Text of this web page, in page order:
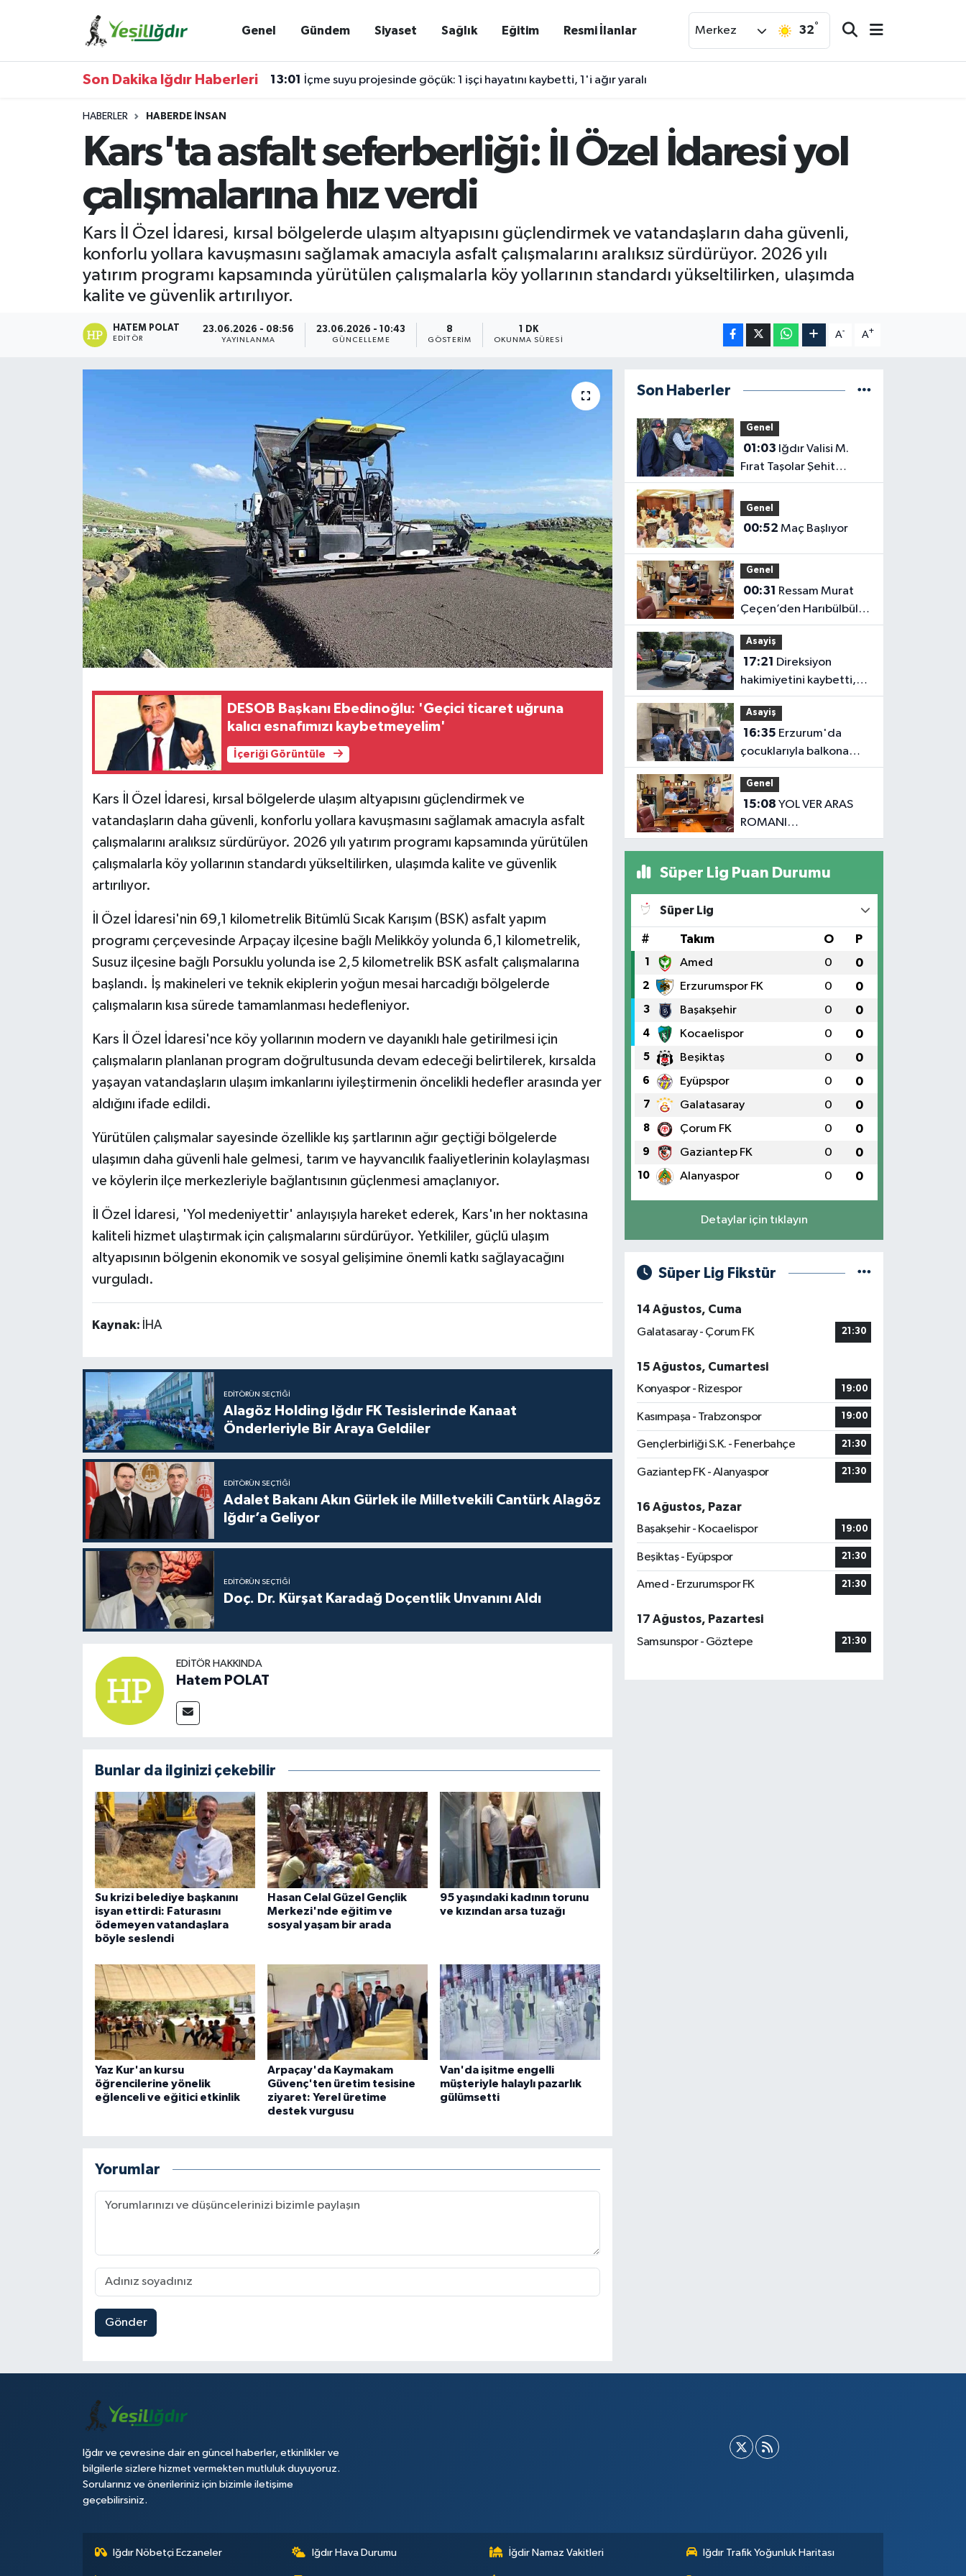
Genel Gündem Siyaset Sağlık Eğitim Resmi İlanlar Merkez 32°
Son Dakika Iğdır Haberleri 13:01 İçme suyu projesinde göçük: 1 işçi hayatını kaybetti, 1'i ağır yaralı
HABERLER HABERDE INSAN
Kars'ta asfalt seferberliği: İl Özel İdaresi yol
çalışmalarına hız verdi
Kars İl Özel İdaresi, kırsal bölgelerde ulaşım altyapısını güçlendirmek ve vatandaşların daha güvenli,
konforlu yollara kavuşmasını sağlamak amacıyla asfalt çalışmalarını aralıksız sürdürüyor. 2026 yılı
yatırım programı kapsamında yürütülen çalışmalarla köy yollarının standardı yükseltilirken, ulaşımda
kalite ve güvenlik artırılıyor.
HATEM POLAT
EDITÖR
23.06.2026 - 08:56
YAYINLANMA
23.06.2026 - 10:43
GÜNCELLEME
8
GÖSTERIM
1 DK
OKUNMA SÜRESI
A- A+
DESOB Başkanı Ebedinoğlu: 'Geçici ticaret uğruna
kalıcı esnafımızı kaybetmeyelim'
İçeriği Görüntüle
Kars İl Özel İdaresi, kırsal bölgelerde ulaşım altyapısını güçlendirmek ve
vatandaşların daha güvenli, konforlu yollara kavuşmasını sağlamak amacıyla asfalt
çalışmalarını aralıksız sürdürüyor. 2026 yılı yatırım programı kapsamında yürütülen
çalışmalarla köy yollarının standardı yükseltilirken, ulaşımda kalite ve güvenlik
artırılıyor.
İl Özel İdaresi'nin 69,1 kilometrelik Bitümlü Sıcak Karışım (BSK) asfalt yapım
programı çerçevesinde Arpaçay ilçesine bağlı Melikköy yolunda 6,1 kilometrelik,
Susuz ilçesine bağlı Porsuklu yolunda ise 2,5 kilometrelik BSK asfalt çalışmalarına
başlandı. İş makineleri ve teknik ekiplerin yoğun mesai harcadığı bölgelerde
çalışmaların kısa sürede tamamlanması hedefleniyor.
Kars İl Özel İdaresi'nce köy yollarının modern ve dayanıklı hale getirilmesi için
çalışmaların planlanan program doğrultusunda devam edeceği belirtilerek, kırsalda
yaşayan vatandaşların ulaşım imkanlarını iyileştirmenin öncelikli hedefler arasında yer
aldığını ifade edildi.
Yürütülen çalışmalar sayesinde özellikle kış şartlarının ağır geçtiği bölgelerde
ulaşımın daha güvenli hale gelmesi, tarım ve hayvancılık faaliyetlerinin kolaylaşması
ve köylerin ilçe merkezleriyle bağlantısının güçlenmesi amaçlanıyor.
İl Özel İdaresi, 'Yol medeniyettir' anlayışıyla hareket ederek, Kars'ın her noktasına
kaliteli hizmet ulaştırmak için çalışmalarını sürdürüyor. Yetkililer, güçlü ulaşım
altyapısının bölgenin ekonomik ve sosyal gelişimine önemli katkı sağlayacağını
vurguladı.
Kaynak: İHA
EDITÖRÜN SEÇTIĞI
Alagöz Holding Iğdır FK Tesislerinde Kanaat
Önderleriyle Bir Araya Geldiler
EDITÖRÜN SEÇTIĞI
Adalet Bakanı Akın Gürlek ile Milletvekili Cantürk Alagöz
Iğdır’a Geliyor
EDITÖRÜN SEÇTIĞI
Doç. Dr. Kürşat Karadağ Doçentlik Unvanını Aldı
EDITÖR HAKKINDA
Hatem POLAT
Bunlar da ilginizi çekebilir
Su krizi belediye başkanını
isyan ettirdi: Faturasını
ödemeyen vatandaşlara
böyle seslendi
Hasan Celal Güzel Gençlik
Merkezi'nde eğitim ve
sosyal yaşam bir arada
95 yaşındaki kadının torunu
ve kızından arsa tuzağı
Yaz Kur'an kursu
öğrencilerine yönelik
eğlenceli ve eğitici etkinlik
Arpaçay'da Kaymakam
Güvenç'ten üretim tesisine
ziyaret: Yerel üretime
destek vurgusu
Van'da işitme engelli
müşteriyle halaylı pazarlık
gülümsetti
Yorumlar
Gönder
Son Haberler
Genel
01:03
Fırat Taşolar Şehit
Babasının Elini Öptü
Genel
00:52 Maç Başlıyor
Genel
00:31
Çeçen’den Harıbülbül
Hediyesi
Asayiş
17:21
hakimiyetini kaybetti,
karşı şeritteki otomobile
çarptı
Asayiş
16:35
çocuklarıyla balkona
çıkan uzaklaştırma
kararlı koca ikna edildi
Genel
15:08
ROMANI
OKUYUCUSUYLA
Süper Lig Puan Durumu
Süper Lig
# Takım O P
1 Amed 0 0
2 Erzurumspor FK 0 0
3 Başakşehir 0 0
4 Kocaelispor 0 0
5 Beşiktaş 0 0
6 Eyüpspor 0 0
7 Galatasaray 0 0
8 Çorum FK 0 0
9 Gaziantep FK 0 0
10 Alanyaspor 0 0
Detaylar için tıklayın
Süper Lig Fikstür
14 Ağustos, Cuma
Galatasaray - Çorum FK
21:30
15 Ağustos, Cumartesi
Konyaspor - Rizespor
19:00
Kasımpaşa - Trabzonspor 19:00
Gençlerbirliği S.K. - Fenerbahçe 21:30
Gaziantep FK - Alanyaspor 21:30
16 Ağustos, Pazar
Başakşehir - Kocaelispor
19:00
Beşiktaş - Eyüpspor 21:30
Amed - Erzurumspor FK 21:30
17 Ağustos, Pazartesi
Samsunspor - Göztepe
21:30
Iğdır ve çevresine dair en güncel haberler, etkinlikler ve
bilgilerle sizlere hizmet vermekten mutluluk duyuyoruz.
Sorularınız ve önerileriniz için bizimle iletişime
geçebilirsiniz.
Iğdır Nöbetçi Eczaneler Iğdır Hava Durumu İğdir Namaz Vakitleri Iğdır Trafik Yoğunluk Haritası
Iğdır Trafik Yoğunluk Haritası
Süper Lig Puan Durumu ve Fikstür
Tüm Manşetler
Son Dakika Haberleri